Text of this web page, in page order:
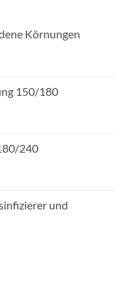
Körnungen
150/180
240
und